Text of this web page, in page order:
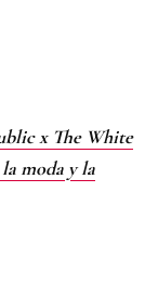
x The White
moda y la